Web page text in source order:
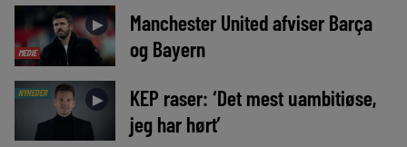
MEDIE
►
Manchester United afviser Barça
og Bayern
NYHEDER ►
KEP raser: ‘Det mest uambitiøse,
jeg har hørt’